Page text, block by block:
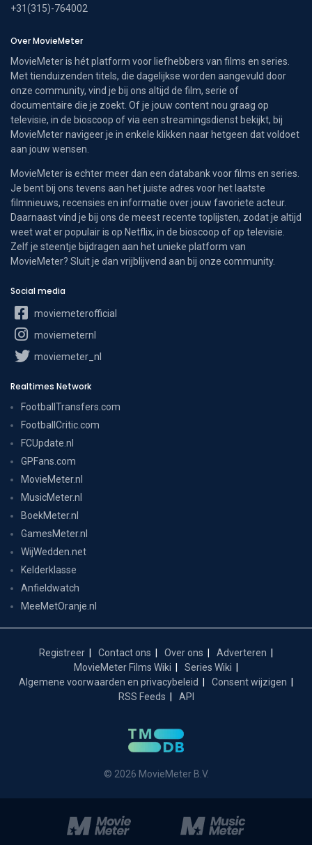
+31(315)-764002
Over MovieMeter
MovieMeter is hét platform voor liefhebbers van films en series.
Met tienduizenden titels, die dagelijkse worden aangevuld door
onze community, vind je bij ons altijd de film, serie of
documentaire die je zoekt. Of je jouw content nou graag op
televisie, in de bioscoop of via een streamingsdienst bekijkt, bij
MovieMeter navigeer je in enkele klikken naar hetgeen dat voldoet
aan jouw wensen.
MovieMeter is echter meer dan een databank voor films en series.
Je bent bij ons tevens aan het juiste adres voor het laatste
filmnieuws, recensies en informatie over jouw favoriete acteur.
Daarnaast vind je bij ons de meest recente toplijsten, zodat je altijd
weet wat er populair is op Netflix, in de bioscoop of op televisie.
Zelf je steentje bijdragen aan het unieke platform van
MovieMeter? Sluit je dan vrijblijvend aan bij onze community.
Social media
moviemeterofficial
moviemeternl
moviemeter_nl
Realtimes Network
FootballTransfers.com
FootballCritic.com
FCUpdate.nl
GPFans.com
MovieMeter.nl
MusicMeter.nl
BoekMeter.nl
GamesMeter.nl
WijWedden.net
Kelderklasse
Anfieldwatch
MeeMetOranje.nl
Registreer Contact ons Over ons
Adverteren
MovieMeter Films Wiki
Series Wiki
Algemene voorwaarden en privacybeleid
Consent wijzigen
RSS Feeds
API
© 2026 MovieMeter B.V.